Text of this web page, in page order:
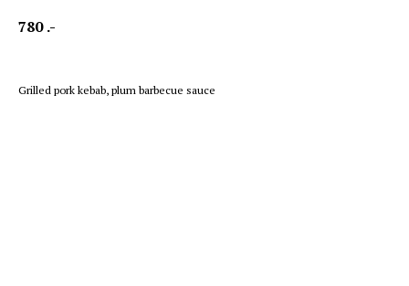
780 .-
Grilled pork kebab, plum barbecue sauce